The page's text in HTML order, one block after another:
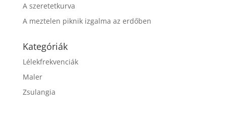
A szeretetkurva
A meztelen piknik izgalma az erdőben
Kategóriák
Lélekfrekvenciák
Maler
Zsulangia